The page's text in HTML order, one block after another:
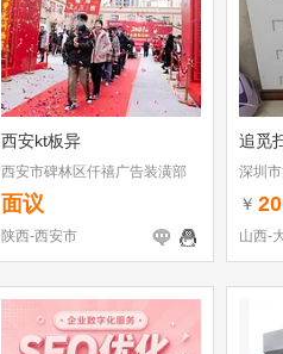
西安kt板异
西安市碑林区仟禧广告装潢部
面议
陕西-西安市
追觅
深圳
（个
￥
山西-